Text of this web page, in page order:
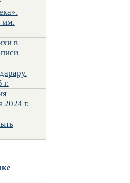
им.
в
г.
2024 г.